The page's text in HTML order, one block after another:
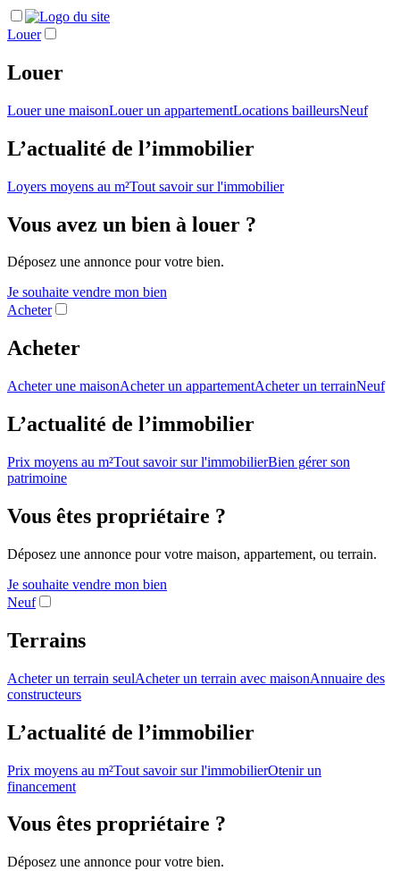
Louer
Louer
Louer une maisonLouer un appartementLocations bailleursNeuf
L’actualité de l’immobilier
Loyers moyens au m²Tout savoir sur l'immobilier
Vous avez un bien à louer ?
Déposez une annonce pour votre bien.
Je souhaite vendre mon bien
Acheter
Acheter
Acheter une maisonAcheter un appartementAcheter un terrainNeuf
L’actualité de l’immobilier
Prix moyens au m²Tout savoir sur l'immobilierBien gérer son
patrimoine
Vous êtes propriétaire ?
Déposez une annonce pour votre maison, appartement, ou terrain.
Je souhaite vendre mon bien
Neuf
Terrains
Acheter un terrain seulAcheter un terrain avec maisonAnnuaire des
constructeurs
L’actualité de l’immobilier
Prix moyens au m²Tout savoir sur l'immobilierOtenir un
financement
Vous êtes propriétaire ?
Déposez une annonce pour votre bien.